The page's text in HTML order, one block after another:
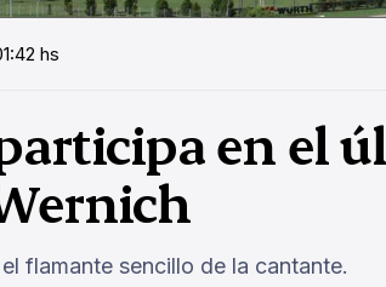
hs
en el
flamante sencillo de la cantante.